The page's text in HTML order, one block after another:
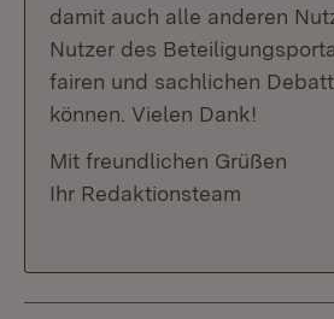
damit auch alle anderen
Nutzer des
fairen und sachlichen
können. Vielen Dank!
Mit freundlichen Grüßen
Ihr Redaktionsteam